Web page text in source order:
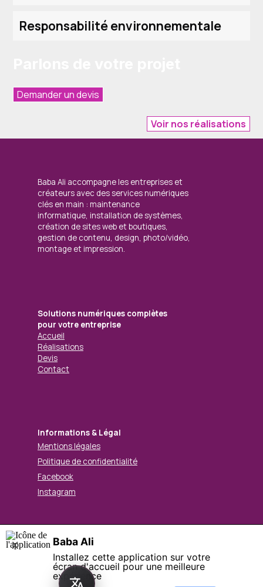
Responsabilité environnementale
Demander un devis
Voir nos réalisations
Solutions numériques complètes
pour votre entreprise
Accueil
Réalisations
Devis
Contact
Informations & Légal
Mentions légales
Politique de confidentialité
Facebook
Instagram
Baba Ali accompagne les entreprises et
créateurs avec des services numériques
clés en main : maintenance
informatique, installation de systèmes,
création de sites web et boutiques,
gestion de contenu, design, photo/vidéo,
montage et impression.
© Mohamed BABA ALI. Tous droits réservés.
Retourner au contenu
Baba Ali
Installez cette application sur votre
écran d'accueil pour une meilleure
expérience
X